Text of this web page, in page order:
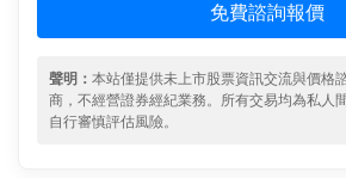
免費諮詢報價
聲明： 本站僅提供未上市股票資訊交流與價格
商，不經營證券經紀業務。所有交易均為私人
自行審慎評估風險。